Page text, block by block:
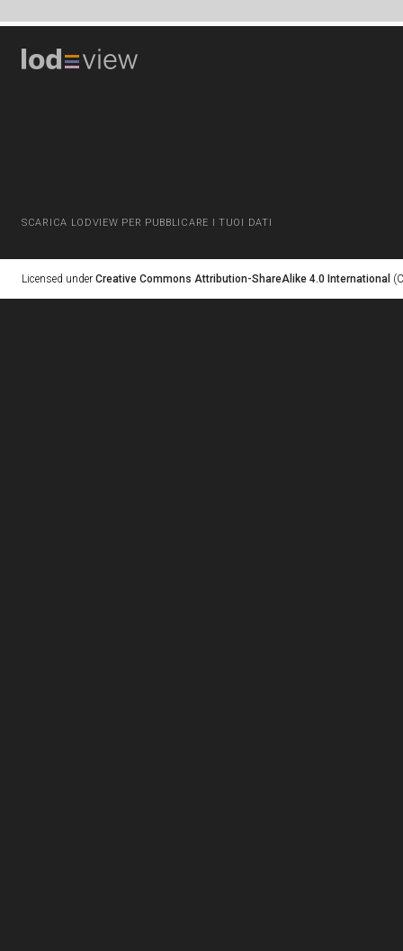
SCARICA LODVIEW PER PUBBLICARE I TUOI DATI
Licensed under Creative Commons Attribution-ShareAlike 4.0 International